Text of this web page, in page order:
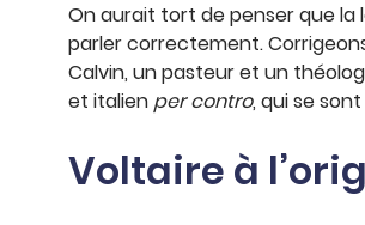
On aurait tort de penser que la
parler correctement.
Calvin, un pasteur et un
et italien per contro, qui se
Voltaire à